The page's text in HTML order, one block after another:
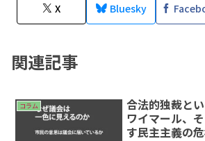
X Bluesky
関連記事
コラム
合法的独裁と
ワイマール、
す民主主義の